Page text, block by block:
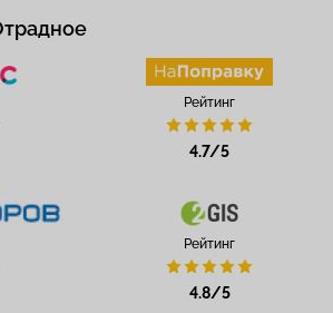
Рейтинг
4.7/5
Рейтинг
4.8/5